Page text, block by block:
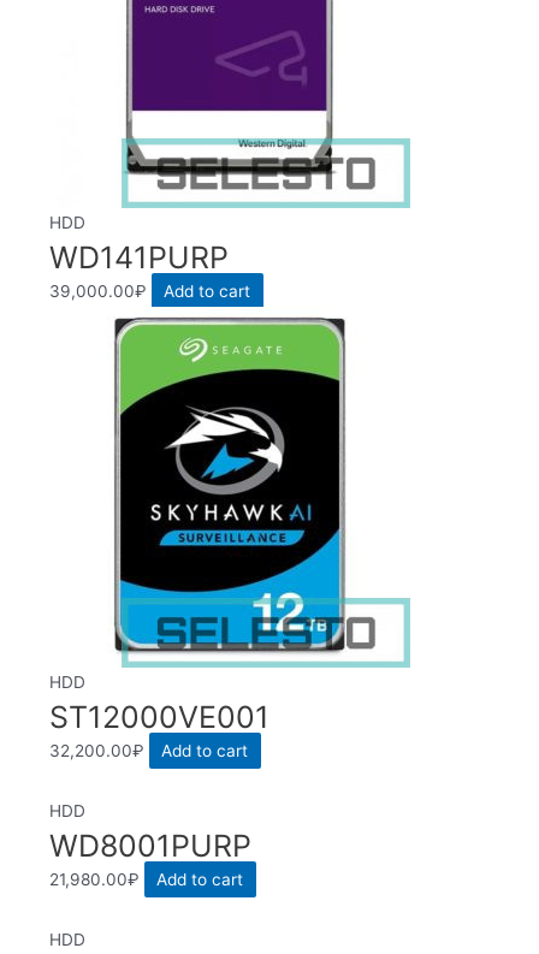
HDD
WD141PURP
39,000.00₽ Add to cart
HDD
ST12000VE001
32,200.00₽ Add to cart
HDD
WD8001PURP
21,980.00₽ Add to cart
HDD